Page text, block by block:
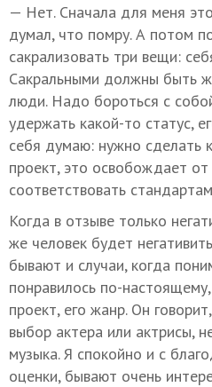
— Нет. Сначала для меня
думал, что помру. А потом
сакрализовать три вещи:
Сакральными должны быть
люди. Надо бороться с
удержать какой-то статус,
себя думаю: нужно сделать
проект, это освобождает
соответствовать
Когда в отзыве только
же человек будет
бывают и случаи, когда
понравилось по-
проект, его жанр. Он
выбор актера или актрисы,
музыка. Я спокойно и с
оценки, бывают очень